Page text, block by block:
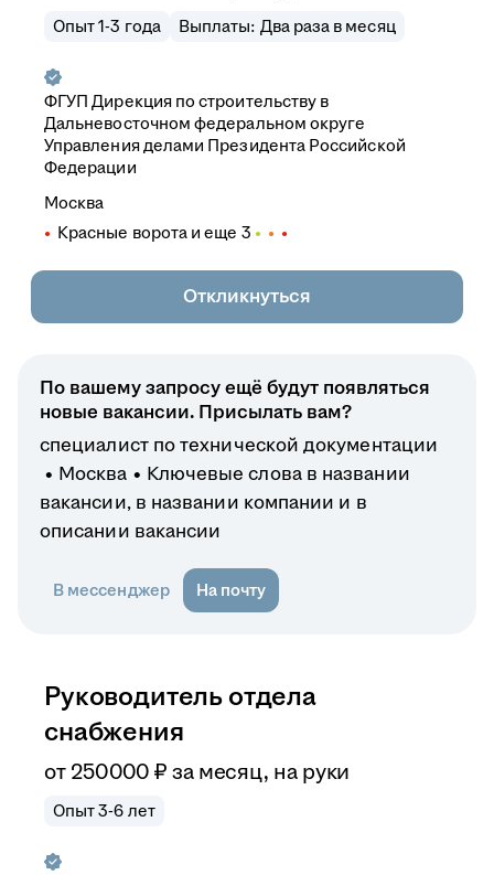
Опыт 1-3 года Выплаты: Два раза в месяц
ФГУП Дирекция по строительству в
Дальневосточном федеральном округе
Управления делами Президента Российской
Федерации
Москва
Красные ворота и еще 3
Откликнуться
По вашему запросу ещё будут появляться
новые вакансии. Присылать вам?
специалист по технической документации
Москва
Ключевые слова в названии
вакансии, в названии компании и в
описании вакансии
В мессенджер На почту
Руководитель отдела
снабжения
от 250 000 ₽ за месяц, на руки
Опыт 3-6 лет